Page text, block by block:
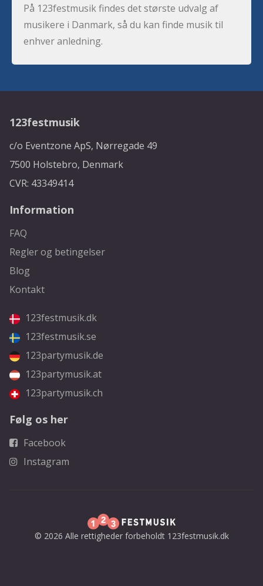
På 123festmusik findes det største udvalg af
musikere i Danmark, så du kan finde musik til
enhver anledning.
123festmusik
c/o Eventzone ApS, Nørregade 49
7500 Holstebro, Denmark
CVR: 43349414
Information
FAQ
Regler og betingelser
Blog
Kontakt
123festmusik.dk
123festmusik.se
123partymusik.de
123partymusik.at
123partymusik.ch
Følg os her
Facebook
Instagram
© 2026 Alle rettigheder forbeholdt 123festmusik.dk